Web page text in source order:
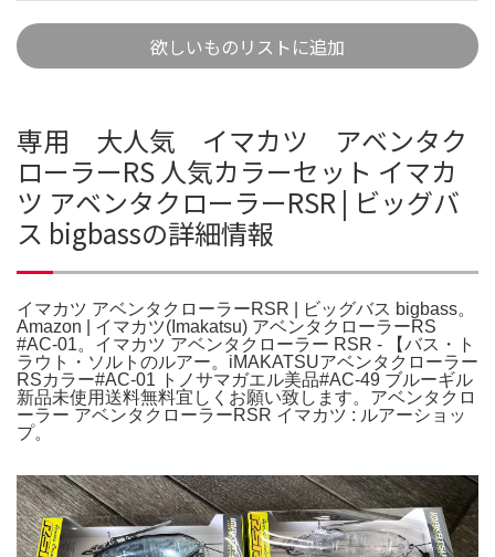
欲しいものリストに追加
専用 大人気 イマカツ アベンタク
ローラーRS 人気カラーセット イマカ
ツ アベンタクローラーRSR | ビッグバ
ス bigbassの詳細情報
イマカツ アベンタクローラーRSR | ビッグバス bigbass。
Amazon | イマカツ(Imakatsu) アベンタクローラーRS
#AC-01。イマカツ アベンタクローラー RSR - 【バス・ト
ラウト・ソルトのルアー。iMAKATSUアベンタクローラー
RSカラー#AC-01 トノサマガエル美品#AC-49 ブルーギル
新品未使用送料無料宜しくお願い致します。アベンタクロ
ーラー アベンタクローラーRSR イマカツ : ルアーショッ
プ。